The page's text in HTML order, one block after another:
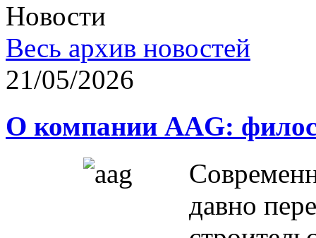
Новости
Весь архив новостей
21/05/2026
О компании AAG:
давно